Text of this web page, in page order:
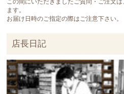
ます。
お届け日時のご指定の際はご注意下さい。
店長日記